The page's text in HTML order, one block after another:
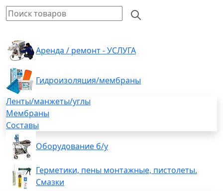
Аренда / ремонт - УСЛУГА
Гидроизоляция/мембраны
Ленты/манжеты/углы
Мембраны
Составы
Оборудование б/у
Герметики, пены монтажные, пистолеты.
Смазки